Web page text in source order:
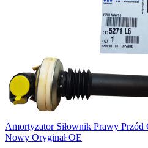
Amortyzator Siłownik Prawy
Nowy Oryginał OE